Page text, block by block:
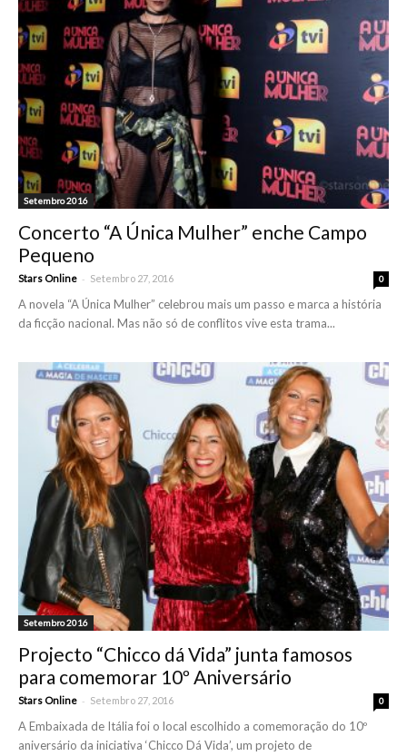
Setembro 2016
Concerto “A Única Mulher” enche Campo
Pequeno
Stars Online - Setembro 27, 2016 0
A novela “A Única Mulher” celebrou mais um passo e marca a história
da ficção nacional. Mas não só de conflitos vive esta trama...
Setembro 2016
Projecto “Chicco dá Vida” junta famosos
para comemorar 10º Aniversário
Stars Online - Setembro 27, 2016 0
A Embaixada de Itália foi o local escolhido a comemoração do 10º
aniversário da iniciativa ‘Chicco Dá Vida’, um projeto de